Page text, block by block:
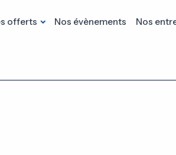
offerts Nos évènements Nos